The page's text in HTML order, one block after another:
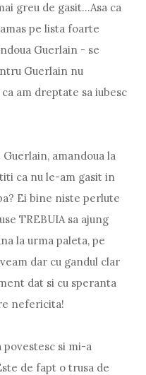
greu de gasit…Asa ca
pe lista foarte
Guerlain - se
Guerlain nu
am dreptate sa iubesc
amandoua la
ca nu le-am gasit in
Ei bine niste perlute
TREBUIA sa ajung
la urma paleta, pe
dar cu gandul clar
dat si cu speranta
nefericita!
povestesc si mi-a
de fapt o trusa de